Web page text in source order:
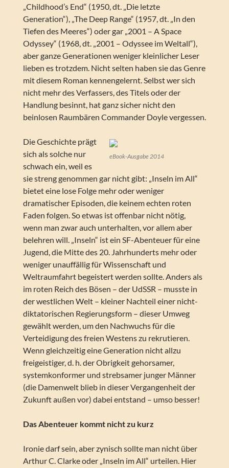
„Childhood’s End“ (1950, dt. „Die letzte
Generation“), „The Deep Range“ (1957, dt. „In den
Tiefen des Meeres“) oder gar „2001 – A Space
Odyssey“ (1968, dt. „2001 – Odyssee im Weltall“),
aber ganze Generationen weniger kleinlicher Leser
lieben es trotzdem. Nicht selten haben sie das Genre
mit diesem Roman kennengelernt. Selbst wer sich
nicht mehr des Verfassers, des Titels oder der
Handlung besinnt, hat ganz sicher nicht den
beinlosen Raumbären Commander Doyle vergessen.
eBook-Ausgabe 2014
Die Geschichte prägt
sich als solche nur
schwach ein, weil es
sie streng genommen gar nicht gibt: „Inseln im All“
bietet eine lose Folge mehr oder weniger
dramatischer Episoden, die keinem echten roten
Faden folgen. So etwas ist offenbar nicht nötig,
wenn man zwar auch unterhalten, vor allem aber
belehren will. „Inseln“ ist ein SF-Abenteuer für eine
Jugend, die Mitte des 20. Jahrhunderts mehr oder
weniger unauffällig für Wissenschaft und
Weltraumfahrt begeistert werden sollte. Anders als
im roten Reich des Bösen – der UdSSR – musste in
der westlichen Welt – kleiner Nachteil einer nicht-
diktatorischen Regierungsform – dieser Umweg
gewählt werden, um den Nachwuchs für die
Verteidigung des freien Westens zu rekrutieren.
Wenn gleichzeitig eine Generation nicht allzu
freigeistiger, d. h. der Obrigkeit gehorsamer,
systemkonformer und strebsamer junger Männer
(die Damenwelt blieb in dieser Vergangenheit der
Zukunft außen vor) dabei entstand – umso besser!
Das Abenteuer kommt nicht zu kurz
Ironie darf sein, aber zynisch sollte man nicht über
Arthur C. Clarke oder „Inseln im All“ urteilen. Hier